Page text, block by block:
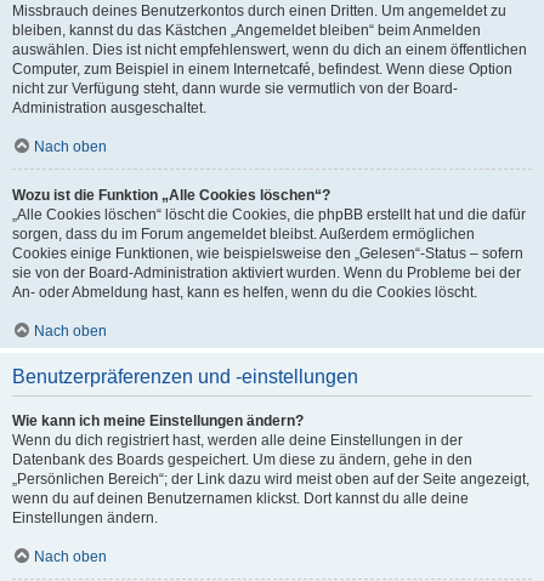
Missbrauch deines Benutzerkontos durch einen Dritten. Um angemeldet zu
bleiben, kannst du das Kästchen „Angemeldet bleiben“ beim Anmelden
auswählen. Dies ist nicht empfehlenswert, wenn du dich an einem öffentlichen
Computer, zum Beispiel in einem Internetcafé, befindest. Wenn diese Option
nicht zur Verfügung steht, dann wurde sie vermutlich von der Board-
Administration ausgeschaltet.
Nach oben
Wozu ist die Funktion „Alle Cookies löschen“?
„Alle Cookies löschen“ löscht die Cookies, die phpBB erstellt hat und die dafür
sorgen, dass du im Forum angemeldet bleibst. Außerdem ermöglichen
Cookies einige Funktionen, wie beispielsweise den „Gelesen“-Status – sofern
sie von der Board-Administration aktiviert wurden. Wenn du Probleme bei der
An- oder Abmeldung hast, kann es helfen, wenn du die Cookies löscht.
Nach oben
Benutzerpräferenzen und -einstellungen
Wie kann ich meine Einstellungen ändern?
Wenn du dich registriert hast, werden alle deine Einstellungen in der
Datenbank des Boards gespeichert. Um diese zu ändern, gehe in den
„Persönlichen Bereich“; der Link dazu wird meist oben auf der Seite angezeigt,
wenn du auf deinen Benutzernamen klickst. Dort kannst du alle deine
Einstellungen ändern.
Nach oben